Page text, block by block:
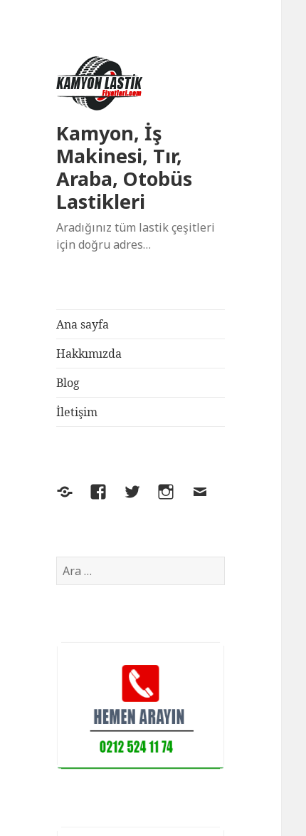
Kamyon, İş
Makinesi, Tır,
Araba, Otobüs
Lastikleri
Aradığınız tüm lastik çeşitleri
için doğru adres…
Ana sayfa
Hakkımızda
Blog
İletişim
Yelp FacebookTwitterInstagram
E-
Arama: